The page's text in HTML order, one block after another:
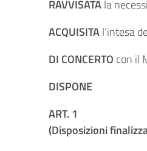
RAVVISATAla
ACQUISITAl’intesa
DI CONCERTO con il
DISPONE
ART. 1
(Disposizioni